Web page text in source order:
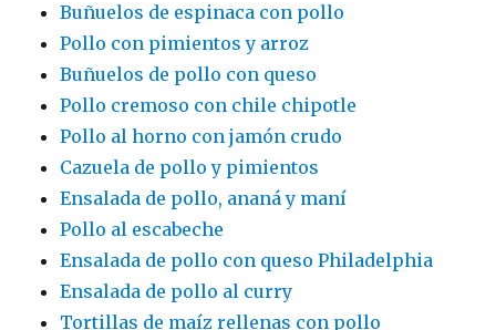
Buñuelos de espinaca con pollo
Pollo con pimientos y arroz
Buñuelos de pollo con queso
Pollo cremoso con chile chipotle
Pollo al horno con jamón crudo
Cazuela de pollo y pimientos
Ensalada de pollo, ananá y maní
Pollo al escabeche
Ensalada de pollo con queso Philadelphia
Ensalada de pollo al curry
Tortillas de maíz rellenas con pollo